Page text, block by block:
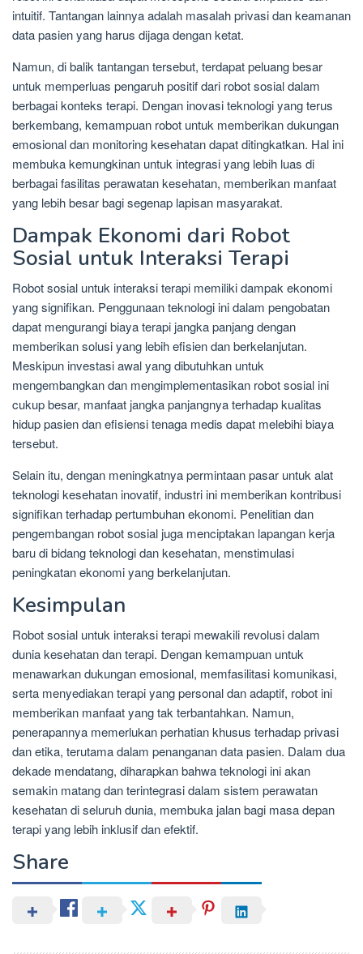
intuitif. Tantangan lainnya adalah masalah privasi dan keamanan
data pasien yang harus dijaga dengan ketat.
Namun, di balik tantangan tersebut, terdapat peluang besar
untuk memperluas pengaruh positif dari robot sosial dalam
berbagai konteks terapi. Dengan inovasi teknologi yang terus
berkembang, kemampuan robot untuk memberikan dukungan
emosional dan monitoring kesehatan dapat ditingkatkan. Hal ini
membuka kemungkinan untuk integrasi yang lebih luas di
berbagai fasilitas perawatan kesehatan, memberikan manfaat
yang lebih besar bagi segenap lapisan masyarakat.
Dampak Ekonomi dari Robot
Sosial untuk Interaksi Terapi
Robot sosial untuk interaksi terapi memiliki dampak ekonomi
yang signifikan. Penggunaan teknologi ini dalam pengobatan
dapat mengurangi biaya terapi jangka panjang dengan
memberikan solusi yang lebih efisien dan berkelanjutan.
Meskipun investasi awal yang dibutuhkan untuk
mengembangkan dan mengimplementasikan robot sosial ini
cukup besar, manfaat jangka panjangnya terhadap kualitas
hidup pasien dan efisiensi tenaga medis dapat melebihi biaya
tersebut.
Selain itu, dengan meningkatnya permintaan pasar untuk alat
teknologi kesehatan inovatif, industri ini memberikan kontribusi
signifikan terhadap pertumbuhan ekonomi. Penelitian dan
pengembangan robot sosial juga menciptakan lapangan kerja
baru di bidang teknologi dan kesehatan, menstimulasi
peningkatan ekonomi yang berkelanjutan.
Kesimpulan
Robot sosial untuk interaksi terapi mewakili revolusi dalam
dunia kesehatan dan terapi. Dengan kemampuan untuk
menawarkan dukungan emosional, memfasilitasi komunikasi,
serta menyediakan terapi yang personal dan adaptif, robot ini
memberikan manfaat yang tak terbantahkan. Namun,
penerapannya memerlukan perhatian khusus terhadap privasi
dan etika, terutama dalam penanganan data pasien. Dalam dua
dekade mendatang, diharapkan bahwa teknologi ini akan
semakin matang dan terintegrasi dalam sistem perawatan
kesehatan di seluruh dunia, membuka jalan bagi masa depan
terapi yang lebih inklusif dan efektif.
Share